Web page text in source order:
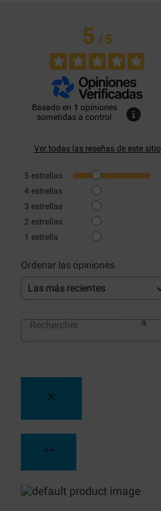
5/5
Basado en 1 opiniones
sometidas a control
Ver todas las reseñas de este sitio
5 estrellas
4 estrellas
3 estrellas
2 estrellas
1 estrella
Ordenar las opiniones